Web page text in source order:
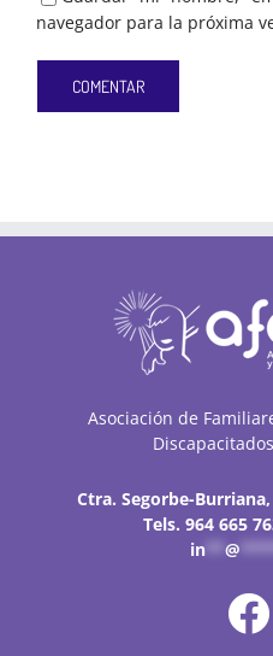
navegador para la próxima
Asociación de
Ctra. Segorbe-Burriana,
Tels. 964 665
in** @